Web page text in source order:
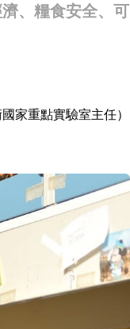
、糧食安全、可
家重點實驗室主任）